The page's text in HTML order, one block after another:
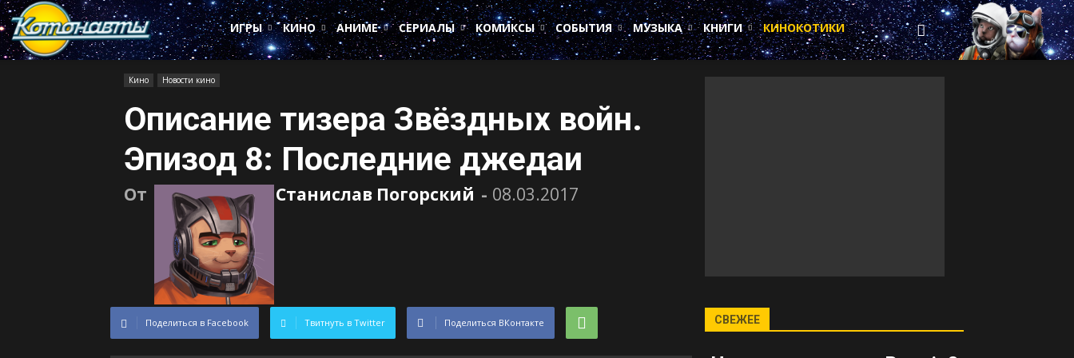
Котонавты
ИГРЫ
КИНО АНИМЕ СЕРИАЛЫ КОМИКСЫ СОБЫТИЯ МУЗЫКА КНИГИ КИНОКОТИКИ
Кино Новости кино
Описание тизера Звёздных войн.
Эпизод 8: Последние джедаи
От Станислав Погорский - 08.03.2017
Поделиться в Facebook Твитнуть в Twitter Поделиться ВКонтакте СВЕЖЕЕ